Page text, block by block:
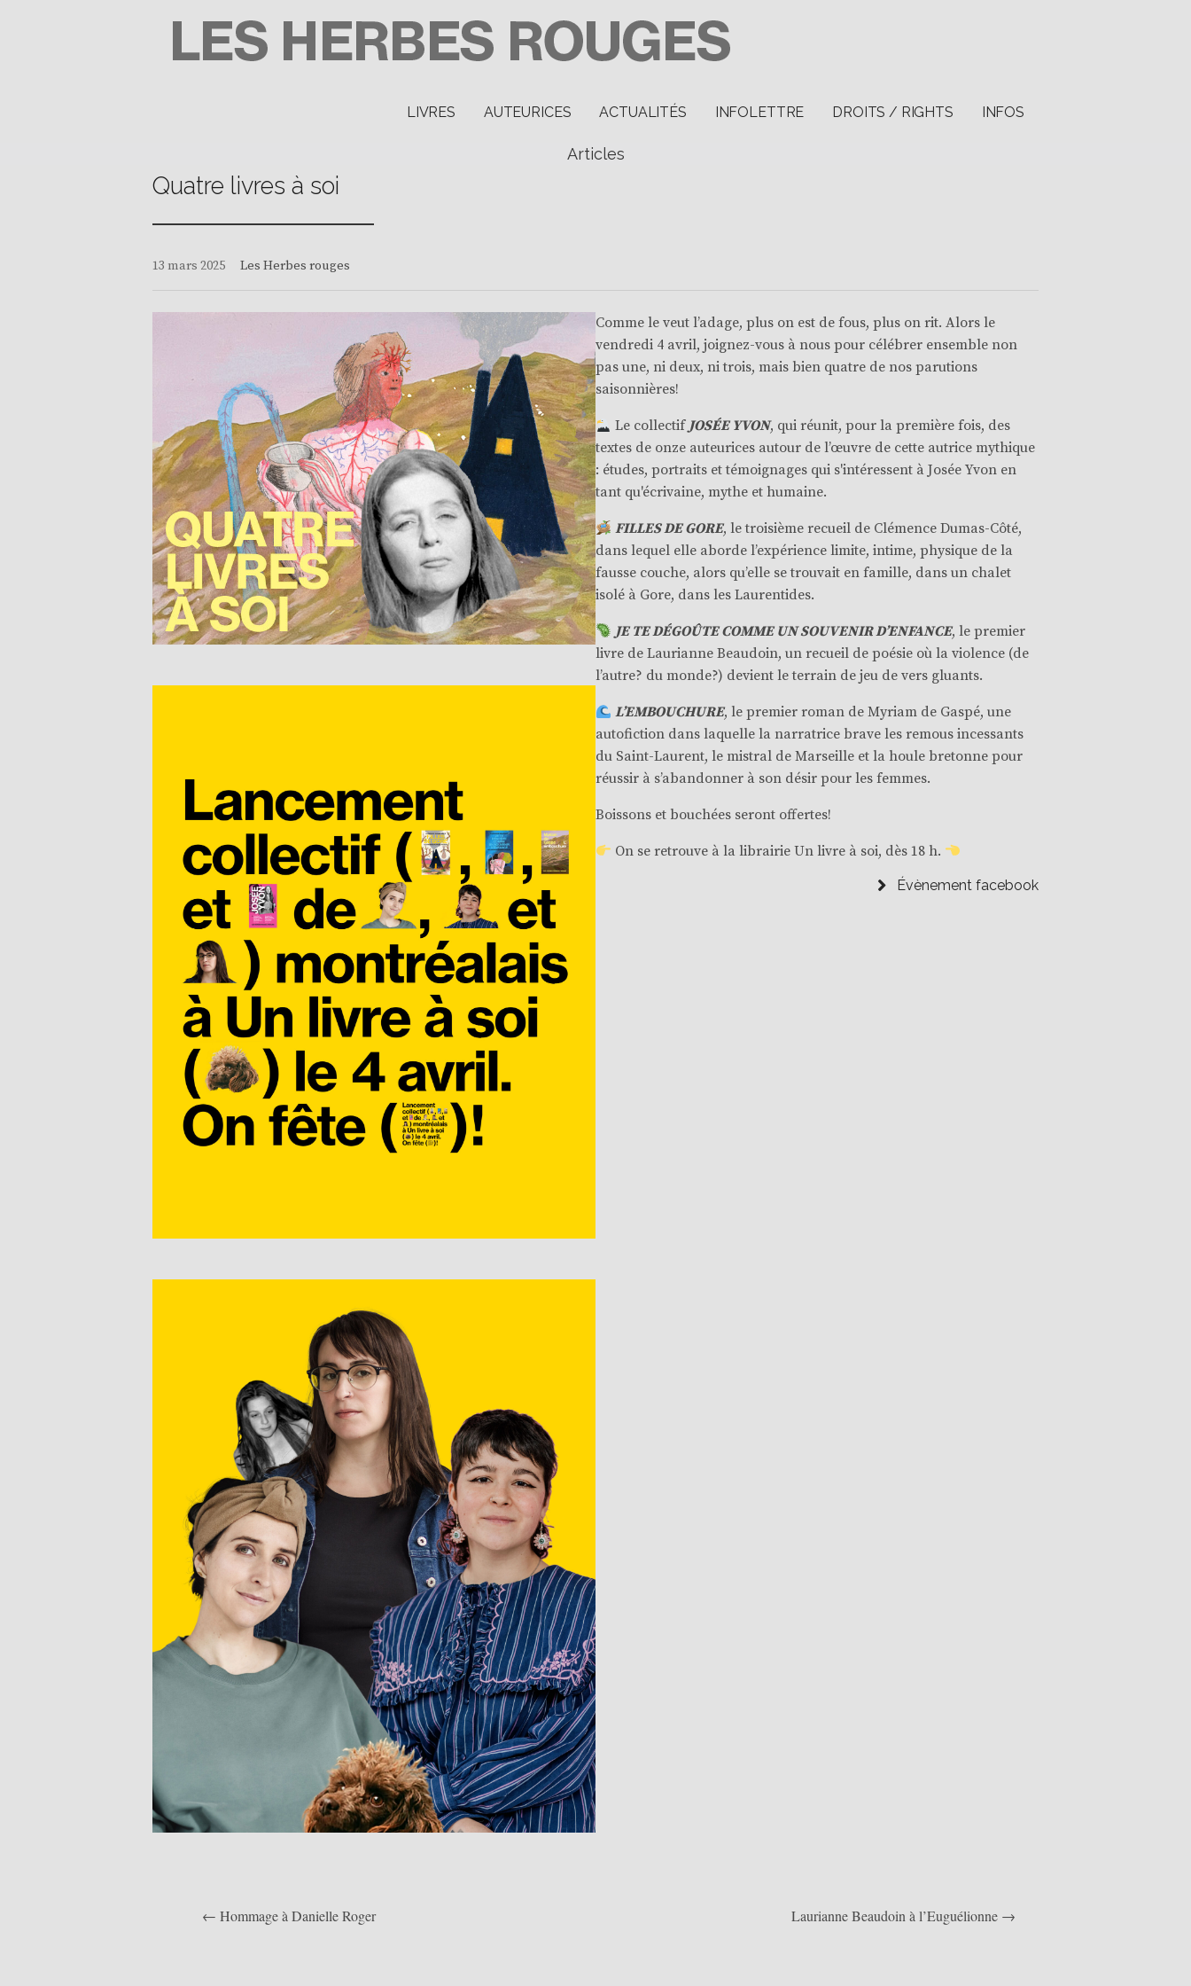
LIVRES AUTEURICES ACTUALITÉS INFOLETTRE DROITS / RIGHTS INFOS
Articles
Quatre livres à soi
13 mars 2025 Les Herbes rouges
Comme le veut l’adage, plus on est de fous, plus on rit. Alors le
vendredi 4 avril, joignez-vous à nous pour célébrer ensemble non
pas une, ni deux, ni trois, mais bien quatre de nos parutions
saisonnières!
Le collectifJOSÉE YVON, qui réunit, pour la première fois, des
textes de onze auteurices autour de l’œuvre de cette autrice mythique
: études, portraits et témoignages qui s'intéressent à Josée Yvon en
tant qu'écrivaine, mythe et humaine.
FILLES DE GORE, le troisième recueil de Clémence Dumas-Côté,
dans lequel elle aborde l’expérience limite, intime, physique de la
fausse couche, alors qu’elle se trouvait en famille, dans un chalet
isolé à Gore, dans les Laurentides.
JE TE DÉGOÛTE COMME UN SOUVENIR D’ENFANCE, le premier
livre de Laurianne Beaudoin, un recueil de poésie où la violence (de
l’autre? du monde?) devient le terrain de jeu de vers gluants.
L’EMBOUCHURE, le premier roman de Myriam de Gaspé, une
autofiction dans laquelle la narratrice brave les remous incessants
du Saint-Laurent, le mistral de Marseille et la houle bretonne pour
réussir à s’abandonner à son désir pour les femmes.
Boissons et bouchées seront offertes!
On se retrouve à la librairie Un livre à soi, dès 18 h.
Évènement facebook
Navigation
← Hommage à Danielle Roger Laurianne Beaudoin à l’Euguélionne →